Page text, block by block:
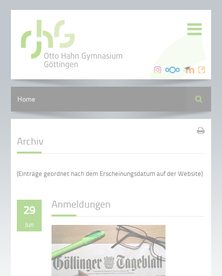
Home Suche
Archiv
(Einträge geordnet nach dem Erscheinungsdatum auf der Website)
29
Jun
Anmeldungen